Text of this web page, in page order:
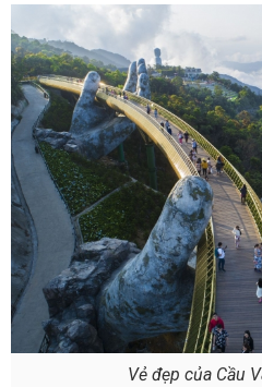
Vẻ đẹp của Cầu